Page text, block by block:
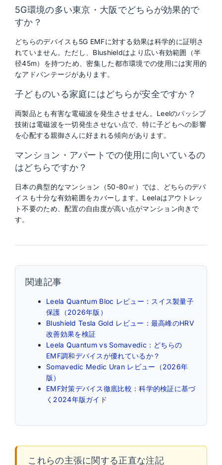
5G環境の多い東京・大阪でどちらが効果的で
すか？
どちらのデバイスも5G EMFに対する効果は科学的に証明さ
れていません。ただし、Blushieldはより広い有効範囲（半
径45m）を持つため、密集した都市環境での使用には実用的
なアドバンテージがあります。
子どものいる家庭にはどちらが安全ですか？
両製品とも有害な電磁波を発生させません。Leelのパッシブ
技術は電磁波を一切発生させない点で、特に子どもへの影響
を心配する親御さんに好まれる傾向があります。
マンション・アパートでの使用に向いているの
はどちらですか？
日本の典型的なマンション（50-80㎡）では、どちらのデバ
イスも十分な有効範囲をカバーします。Leelaはアウトレッ
ト不要のため、配置の自由度が高い点がマンション向きで
す。
関連記事
Leela Quantum Bloc レビュー：スイス製量子
保護（2026年版）
Blushield Tesla Gold レビュー：最高峰のHRV
改善効果を検証
Leela Quantum vs Somavedic：どちらの
EMF調和デバイスが優れているか？
Somavedic Medic Uran レビュー（2026年
版）
EMF対策デバイス徹底比較：科学的検証に基づ
く2024年版ガイド
これらの主張に関する正直な注記